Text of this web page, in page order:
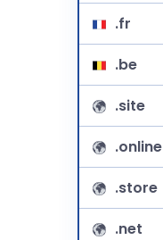
.fr
.be
.site
.online
.store
.net